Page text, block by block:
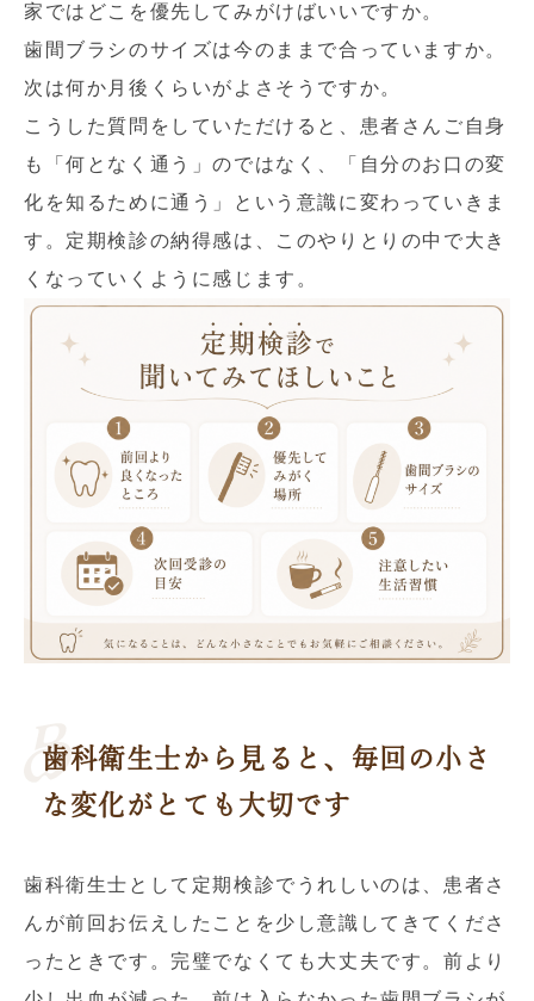
家ではどこを優先してみがけばいいですか。
歯間ブラシのサイズは今のままで合っていますか。
次は何か月後くらいがよさそうですか。
こうした質問をしていただけると、患者さんご自身
も「何となく通う」のではなく、「自分のお口の変
化を知るために通う」という意識に変わっていきま
す。定期検診の納得感は、このやりとりの中で大き
くなっていくように感じます。
歯科衛生士から見ると、毎回の小さ
な変化がとても大切です
歯科衛生士として定期検診でうれしいのは、患者さ
んが前回お伝えしたことを少し意識してきてくださ
ったときです。完璧でなくても大丈夫です。前より